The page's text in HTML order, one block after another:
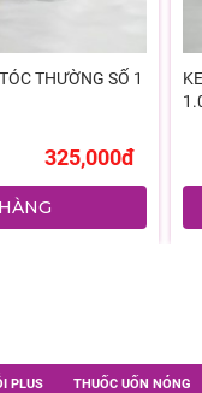
THƯỜNG SỐ 1
325,000đ
PLUS THUỐC UỐN NÓNG